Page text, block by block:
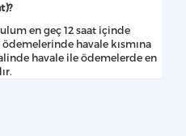
en geç 12 saat içinde
havale kısmına
havale ile ödemelerde en